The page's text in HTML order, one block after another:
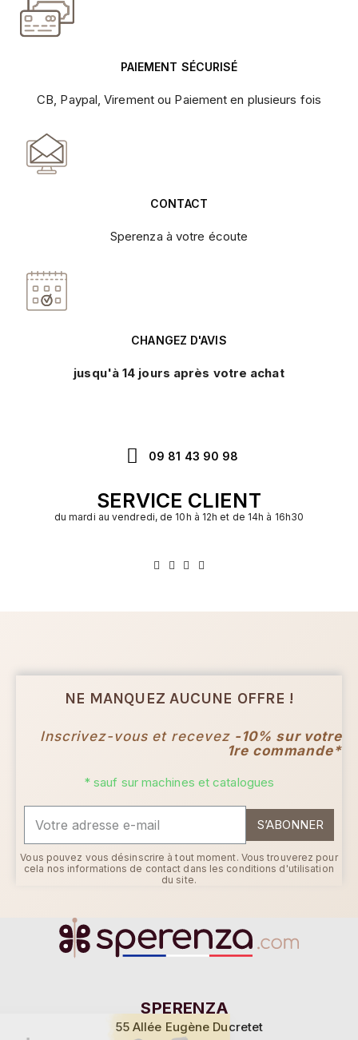
PAIEMENT SÉCURISÉ
CB, Paypal, Virement ou Paiement en plusieurs fois
CONTACT
Sperenza à votre écoute
CHANGEZ D'AVIS
jusqu'à 14 jours après votre achat
09 81 43 90 98
SERVICE CLIENT
du mardi au vendredi, de 10h à 12h et de 14h à 16h30
NE MANQUEZ AUCUNE OFFRE !
Inscrivez-vous et recevez -10% sur votre
1re commande*
* sauf sur machines et catalogues
S’ABONNER
Vous pouvez vous désinscrire à tout moment. Vous trouverez pour
cela nos informations de contact dans les conditions d'utilisation
du site.
SPERENZA
55 Allée Eugène Ducretet